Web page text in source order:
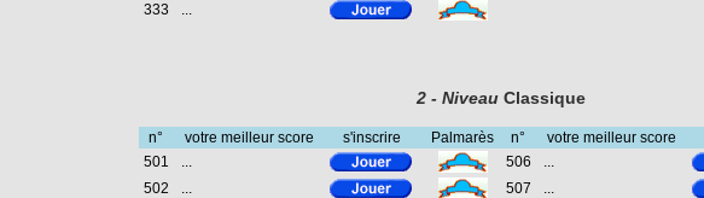
333
...
2 - Niveau Classique
n° votre meilleur score s'inscrire
Palmarès
501
...
502
...
n° votre meilleur score
506
...
507
...